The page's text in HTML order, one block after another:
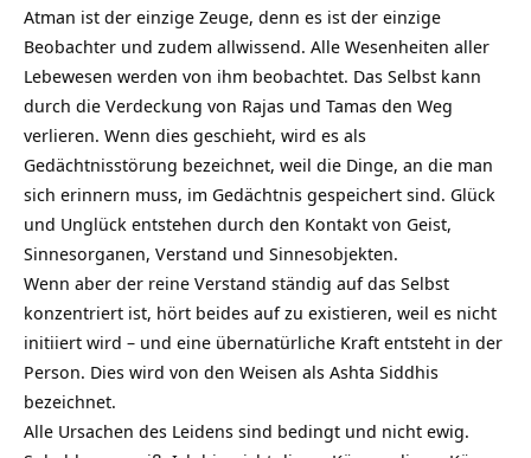
Atman ist der einzige Zeuge, denn es ist der einzige
Beobachter und zudem allwissend. Alle Wesenheiten aller
Lebewesen werden von ihm beobachtet. Das Selbst kann
durch die Verdeckung von Rajas und Tamas den Weg
verlieren. Wenn dies geschieht, wird es als
Gedächtnisstörung bezeichnet, weil die Dinge, an die man
sich erinnern muss, im Gedächtnis gespeichert sind. Glück
und Unglück entstehen durch den Kontakt von Geist,
Sinnesorganen, Verstand und Sinnesobjekten.
Wenn aber der reine Verstand ständig auf das Selbst
konzentriert ist, hört beides auf zu existieren, weil es nicht
initiiert wird – und eine übernatürliche Kraft entsteht in der
Person. Dies wird von den Weisen als Ashta Siddhis
bezeichnet.
Alle Ursachen des Leidens sind bedingt und nicht ewig.